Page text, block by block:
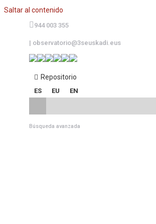
Saltar al contenido
944 003 355
| observatorio@3seuskadi.eus
Repositorio
ES EU EN
Búsqueda avanzada